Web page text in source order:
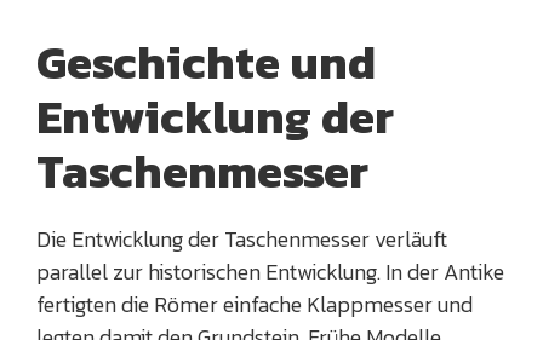
Geschichte und
Entwicklung der
Taschenmesser
Die Entwicklung der Taschenmesser verläuft
parallel zur historischen Entwicklung. In der Antike
fertigten die Römer einfache Klappmesser und